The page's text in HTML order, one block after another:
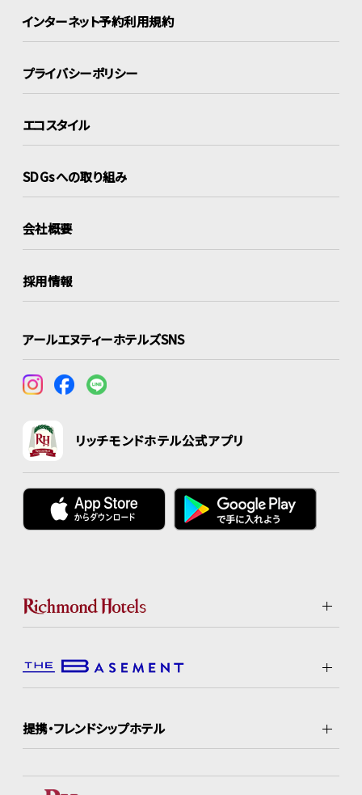
インターネット予約利用規約
プライバシーポリシー
エコスタイル
SDGsへの取り組み
会社概要
採用情報
アールエヌティーホテルズSNS
リッチモンドホテル公式アプリ
提携・フレンドシップホテル